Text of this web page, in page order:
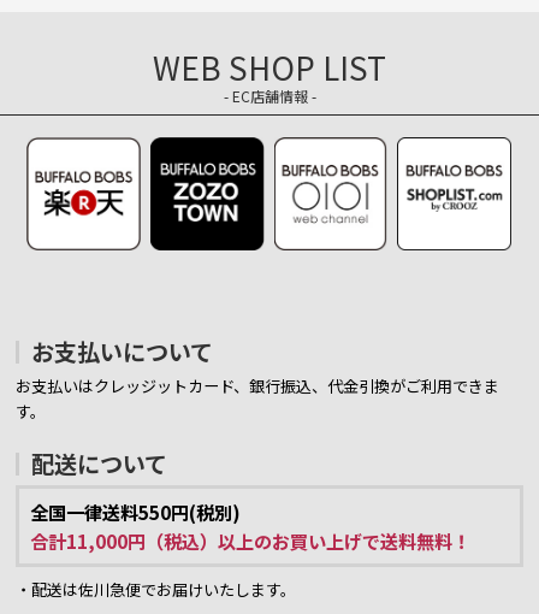
WEB SHOP LIST
- EC店舗情報 -
お支払いについて
お支払いはクレッジットカード、銀行振込、代金引換がご利用できま
す。
配送について
全国一律送料550円(税別)
合計11,000円（税込）以上のお買い上げで送料無料！
・配送は佐川急便でお届けいたします。